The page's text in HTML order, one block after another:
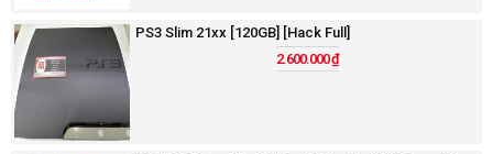
PS3 Slim 21xx [120GB] [Hack Full]
2.600.000₫